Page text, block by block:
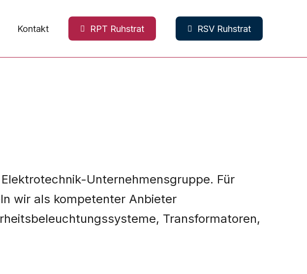
Kontakt RPT Ruhstrat RSV Ruhstrat
Unternehmensgruppe. Für
wir als kompetenter Anbieter
Transformatoren,